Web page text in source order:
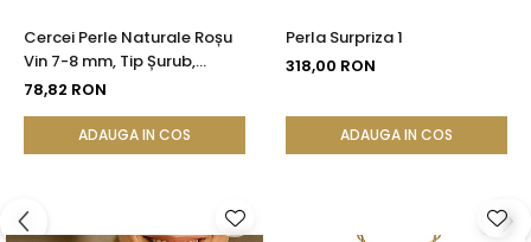
Cercei Perle Naturale Roșu
Vin 7-8 mm, Tip Șurub,
Argint 925 - Calitate AAA |
78,82 RON
ADAUGA IN COS
Perla Surpriza 1
318,00 RON
ADAUGA IN COS